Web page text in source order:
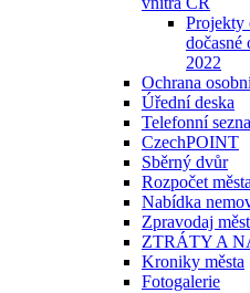
Projekty
dočasné
2022
Ochrana
Úřední deska
Telefonní
CzechPOINT
Sběrný dvůr
Rozpočet města
Nabídka
Zpravodaj
ZTRÁTY A
Kroniky města
Fotogalerie